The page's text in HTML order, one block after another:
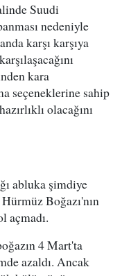
Suudi
nedeniyle
karşı karşıya
kara
seçeneklerine sahip
olacağını
abluka şimdiye
Boğazı'nın
açmadı.
4 Mart'ta
azaldı. Ancak